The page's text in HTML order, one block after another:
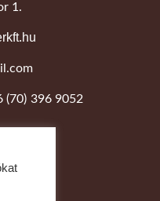
1.
(70) 396 9052